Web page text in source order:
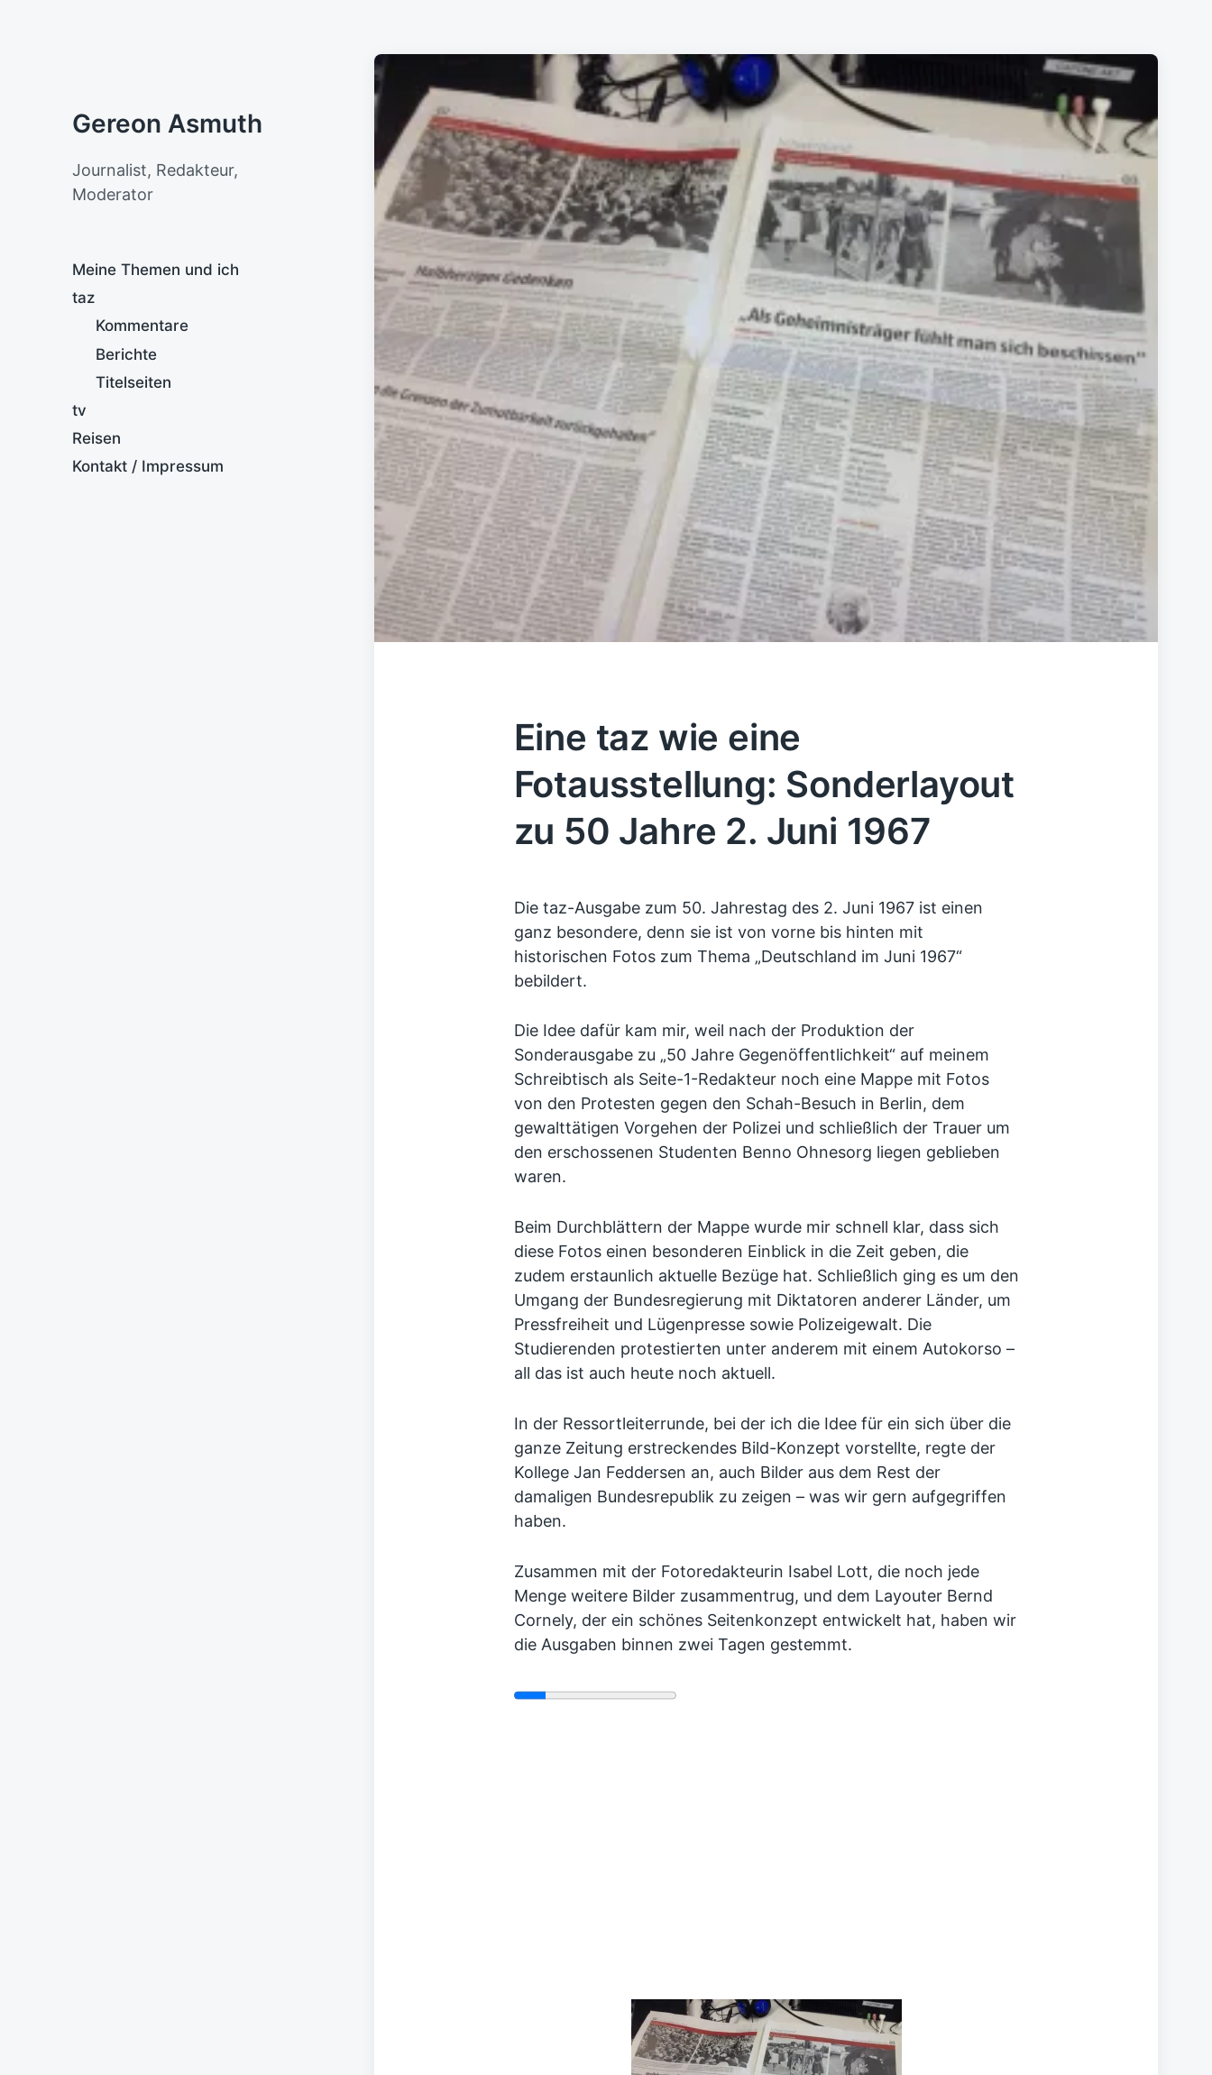
Gereon Asmuth
Journalist, Redakteur,
Moderator
Meine Themen und ich
taz
Kommentare
Berichte
Titelseiten
tv
Reisen
Kontakt / Impressum
Eine taz wie eine
Fotausstellung: Sonderlayout
zu 50 Jahre 2. Juni 1967
Die taz-Ausgabe zum 50. Jahrestag des 2. Juni 1967 ist einen
ganz besondere, denn sie ist von vorne bis hinten mit
historischen Fotos zum Thema „Deutschland im Juni 1967“
bebildert.
Die Idee dafür kam mir, weil nach der Produktion der
Sonderausgabe zu „50 Jahre Gegenöffentlichkeit“ auf meinem
Schreibtisch als Seite-1-Redakteur noch eine Mappe mit Fotos
von den Protesten gegen den Schah-Besuch in Berlin, dem
gewalttätigen Vorgehen der Polizei und schließlich der Trauer um
den erschossenen Studenten Benno Ohnesorg liegen geblieben
waren.
Beim Durchblättern der Mappe wurde mir schnell klar, dass sich
diese Fotos einen besonderen Einblick in die Zeit geben, die
zudem erstaunlich aktuelle Bezüge hat. Schließlich ging es um den
Umgang der Bundesregierung mit Diktatoren anderer Länder, um
Pressfreiheit und Lügenpresse sowie Polizeigewalt. Die
Studierenden protestierten unter anderem mit einem Autokorso –
all das ist auch heute noch aktuell.
In der Ressortleiterrunde, bei der ich die Idee für ein sich über die
ganze Zeitung erstreckendes Bild-Konzept vorstellte, regte der
Kollege Jan Feddersen an, auch Bilder aus dem Rest der
damaligen Bundesrepublik zu zeigen – was wir gern aufgegriffen
haben.
Zusammen mit der Fotoredakteurin Isabel Lott, die noch jede
Menge weitere Bilder zusammentrug, und dem Layouter Bernd
Cornely, der ein schönes Seitenkonzept entwickelt hat, haben wir
die Ausgaben binnen zwei Tagen gestemmt.